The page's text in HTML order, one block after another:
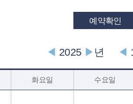
예약확인
◀ 2025 ▶ 년 ◀
화요일 수요일